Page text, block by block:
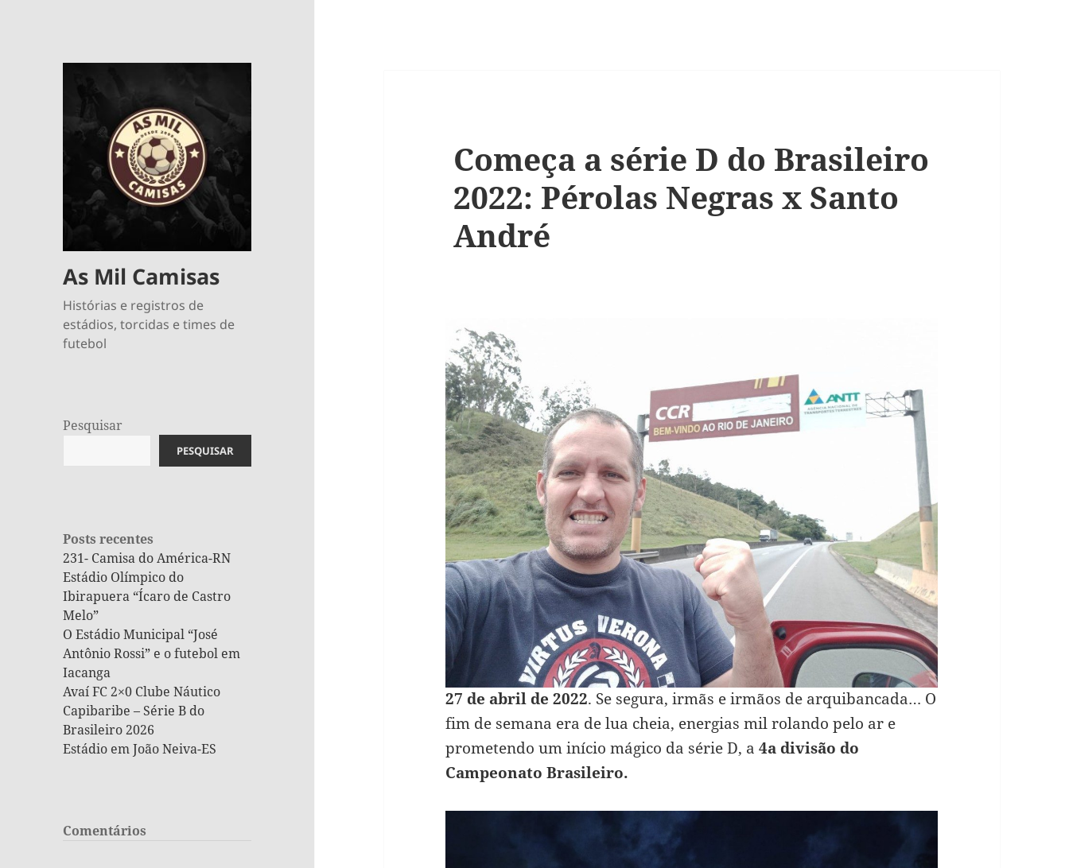
As Mil Camisas
Histórias e registros de
estádios, torcidas e times de
futebol
Pesquisar
PESQUISAR
Posts recentes
231- Camisa do América-RN
Estádio Olímpico do
Ibirapuera “Ícaro de Castro
Melo”
O Estádio Municipal “José
Antônio Rossi” e o futebol em
Iacanga
Avaí FC 2×0 Clube Náutico
Capibaribe – Série B do
Brasileiro 2026
Estádio em João Neiva-ES
Comentários
Começa a série D do Brasileiro
2022: Pérolas Negras x Santo
André
27 de abril de 2022. Se segura, irmãs e irmãos de arquibancada… O
fim de semana era de lua cheia, energias mil rolando pelo ar e
prometendo um início mágico da série D, a4a divisão do
Campeonato Brasileiro.